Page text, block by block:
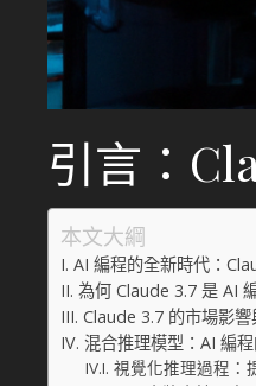
引言：
本文大綱
AI 編程的全新時代：
為何 Claude 3.7 是 AI
Claude 3.7 的市場影
混合推理模型：AI 編
視覺化推理過程：